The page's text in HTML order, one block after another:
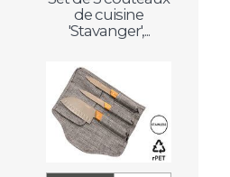
de cuisine
'Stavanger',...